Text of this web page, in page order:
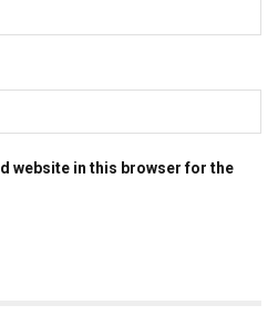
website in this browser for the